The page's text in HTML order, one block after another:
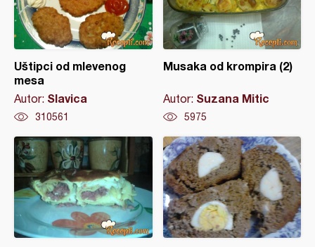
Uštipci od mlevenog
mesa
Autor: Slavica
310561
Musaka od krompira (2)
Autor: Suzana Mitic
5975